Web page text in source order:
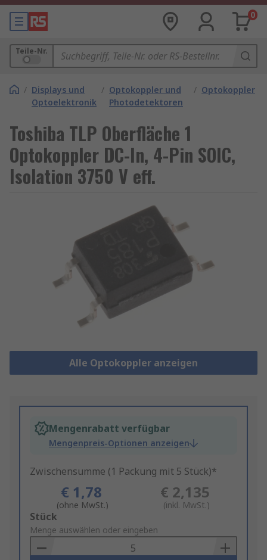
0
Teile-Nr.
/ Displays und
Optoelektronik
/ Optokoppler und
Photodetektoren
/ Optokoppler
Toshiba TLP Oberfläche 1
Optokoppler DC-In, 4-Pin SOIC,
Isolation 3750 V eff.
Alle Optokoppler anzeigen
Mengenrabatt verfügbar
Mengenpreis-Optionen anzeigen
Zwischensumme (1 Packung mit 5 Stück)*
€ 1,78
(ohne MwSt.)
€ 2,135
(inkl. MwSt.)
Add
to
Basket
Stück
Menge auswählen oder eingeben